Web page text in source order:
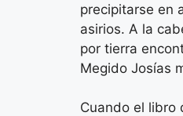
precipitarse en
asirios. A la
por tierra
Megido Josías
Cuando el libro